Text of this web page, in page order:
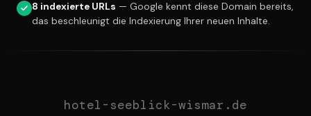
8 indexierte URLs — Google kennt diese Domain bereits,
das beschleunigt die Indexierung Ihrer neuen Inhalte.
hotel-seeblick-wismar.de